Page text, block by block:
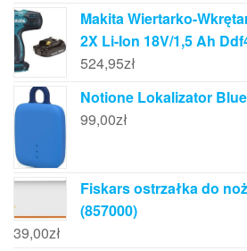
Makita Wiertarko-
2X Li-Ion 18V/1,5 Ah
524,95zł
Notione Lokalizator
99,00zł
Fiskars ostrzałka do
(857000)
39,00zł